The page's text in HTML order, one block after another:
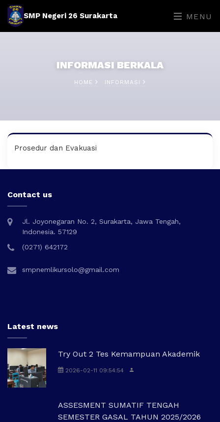
SMP Negeri 26 Surakarta MENU
INFORMASI BERKALA
HOME INFORMASI
Prosedur dan Evakuasi
Contact us
Jl. Joyonegaran No. 2, Surakarta, Jawa Tengah,
Indonesia. 57129
(0271) 642172
smpnemlikursolo@gmail.com
Latest news
Try Out 2 Tes Kemampuan Akademik
2026-02-11 09:54:54
ASSESMENT SUMATIF TENGAH
SEMESTER GASAL TAHUN 2025/2026